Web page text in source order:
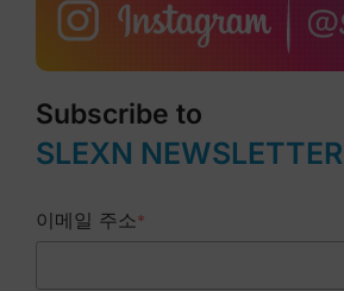
Subscribe to
SLEXN NEWSLETTER
이메일 주소*